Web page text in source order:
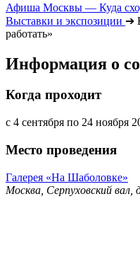
Афиша Москвы — Куда
Выставки и экспозиции ➔
работать»
Информация о
Когда проходит
с 4 сентября по 24 ноября
Место проведения
Галерея «На Шаболовке»
Москва, Серпуховский вал,